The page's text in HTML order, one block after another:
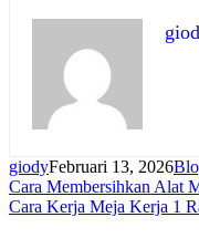
giodyFebruari 13, 2026
Navigasi
pos
Cara Membersihkan Alat
Cara Kerja Meja Kerja 1